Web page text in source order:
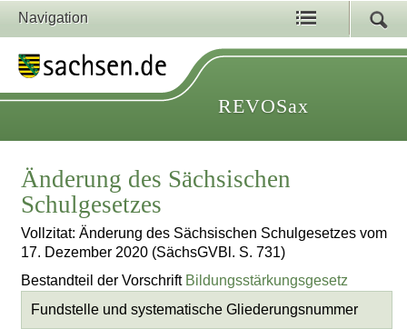
Navigation
REVOSax
Änderung des Sächsischen
Schulgesetzes
Vollzitat: Änderung des Sächsischen Schulgesetzes vom
17. Dezember 2020 (SächsGVBl. S. 731)
Bestandteil der Vorschrift Bildungsstärkungsgesetz
Fundstelle und systematische Gliederungsnummer